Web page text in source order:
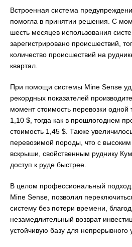
Встроенная система
помогла в принятии решения. С
шесть месяцев использования
зарегистрировано происшествий,
количество происшествий на
квартал.
При помощи системы Mine Sense
рекордных показателей
момент стоимость перевозки
1,10 $, тогда как в прошлогоднем
стоимость 1,45 $. Также
перевозимой породы, что с
вскрыши, свойственным руднику
доступ к руде быстрее.
В целом профессиональный
Mine Sense, позволил
систему без потери времени,
незамедлительный возврат
устойчивую базу для непрерывного